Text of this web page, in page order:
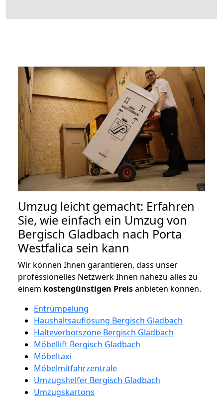
Umzug leicht gemacht: Erfahren
Sie, wie einfach ein Umzug von
Bergisch Gladbach nach Porta
Westfalica sein kann
Wir können Ihnen garantieren, dass unser
professionelles Netzwerk Ihnen nahezu alles zu
einem kostengünstigen Preisanbieten können.
Entrümpelung
Haushaltsauflösung Bergisch Gladbach
Halteverbotszone Bergisch Gladbach
Möbellift Bergisch Gladbach
Möbeltaxi
Möbelmitfahrzentrale
Umzugshelfer Bergisch Gladbach
Umzugskartons